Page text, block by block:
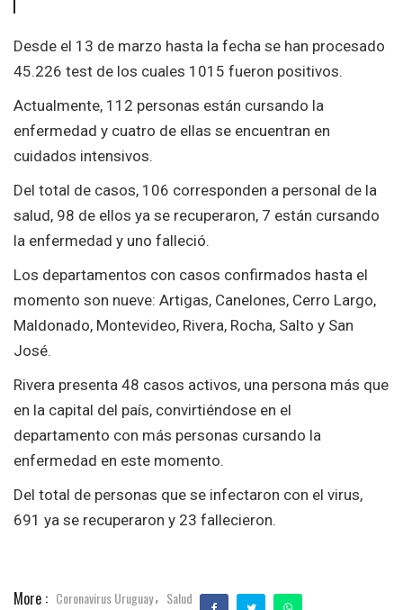
Desde el 13 de marzo hasta la fecha se han procesado
45.226 test de los cuales 1015 fueron positivos.
Actualmente, 112 personas están cursando la
enfermedad y cuatro de ellas se encuentran en
cuidados intensivos.
Del total de casos, 106 corresponden a personal de la
salud, 98 de ellos ya se recuperaron, 7 están cursando
la enfermedad y uno falleció.
Los departamentos con casos confirmados hasta el
momento son nueve: Artigas, Canelones, Cerro Largo,
Maldonado, Montevideo, Rivera, Rocha, Salto y San
José.
Rivera presenta 48 casos activos, una persona más que
en la capital del país, convirtiéndose en el
departamento con más personas cursando la
enfermedad en este momento.
Del total de personas que se infectaron con el virus,
691 ya se recuperaron y 23 fallecieron.
More : Coronavirus Uruguay, Salud